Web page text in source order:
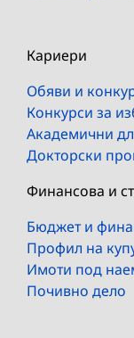
Кариери
Обяви и
Конкурси за
Академични
Докторски
Финансова и
Бюджет и
Профил на
Имоти под
Почивно дело